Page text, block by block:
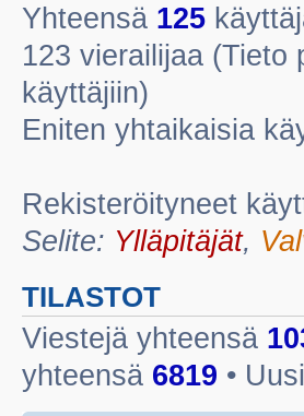
Yhteensä 125
123 vierailijaa (Tieto
käyttäjiin)
Eniten yhtaikaisia
Rekisteröityneet
Selite: Ylläpitäjät,
TILASTOT
Viestejä yhteensä
yhteensä 6819 •